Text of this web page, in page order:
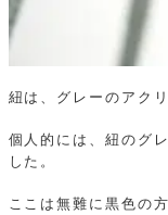
紐は、グレーのアク
個人的には、紐のグ
した。
ここは無難に黒色の